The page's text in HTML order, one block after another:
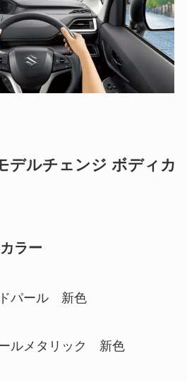
デルチェンジ ボディカ
ラー
パール 新色
ルメタリック 新色